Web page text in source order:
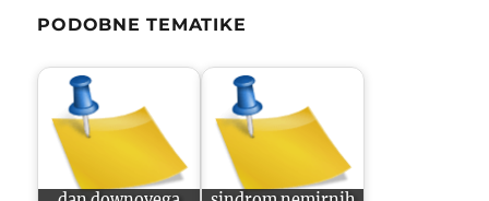
PODOBNE TEMATIKE